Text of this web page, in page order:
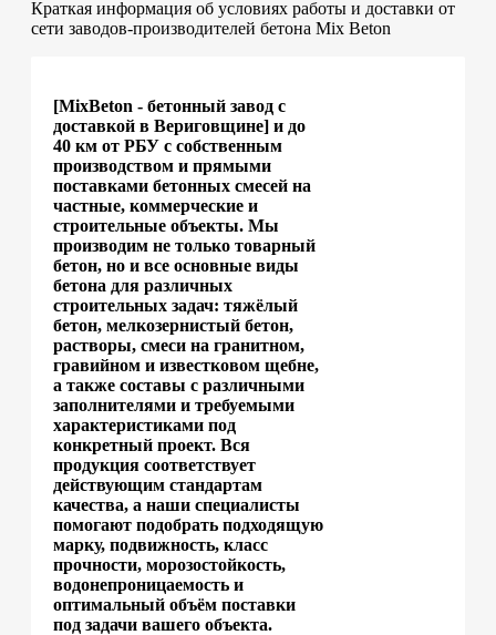
Краткая информация об условиях работы и доставки от
сети заводов-производителей бетона Mix Beton
[MixBeton - бетонный завод с
доставкой в Вериговщине] и до
40 км от РБУ с собственным
производством и прямыми
поставками бетонных смесей на
частные, коммерческие и
строительные объекты. Мы
производим не только товарный
бетон, но и все основные виды
бетона для различных
строительных задач: тяжёлый
бетон, мелкозернистый бетон,
растворы, смеси на гранитном,
гравийном и известковом щебне,
а также составы с различными
заполнителями и требуемыми
характеристиками под
конкретный проект. Вся
продукция соответствует
действующим стандартам
качества, а наши специалисты
помогают подобрать подходящую
марку, подвижность, класс
прочности, морозостойкость,
водонепроницаемость и
оптимальный объём поставки
под задачи вашего объекта.